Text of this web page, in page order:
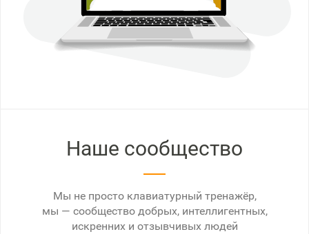
Наше сообщество
Мы не просто клавиатурный тренажёр,
мы — сообщество добрых, интеллигентных,
искренних и отзывчивых людей